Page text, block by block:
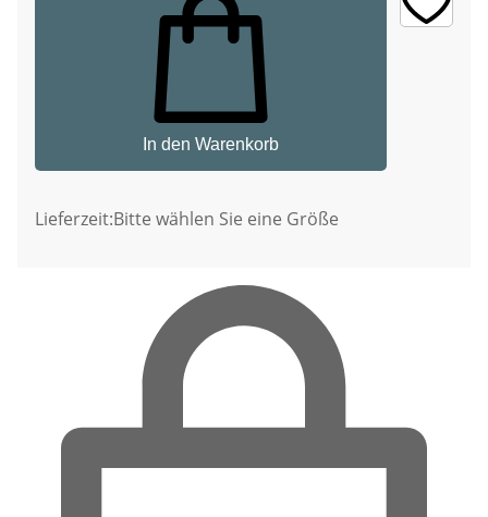
In den Warenkorb
Lieferzeit:Bitte wählen Sie eine Größe